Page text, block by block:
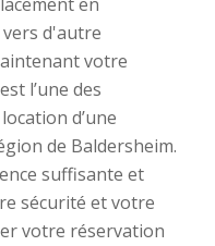
d'autre
votre
l’une des
d’une
de Baldersheim.
suffisante et
sécurité et votre
votre réservation